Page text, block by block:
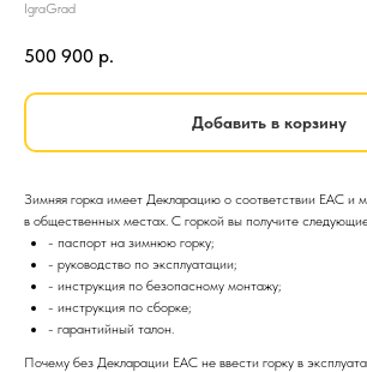
IgraGrad
500 900 р.
Добавить в корзину
Зимняя горка имеет Декларацию о соответствии EAC и
в общественных местах. С горкой вы получите
- паспорт на зимнюю горку;
- руководство по эксплуатации;
- инструкция по безопасному монтажу;
- инструкция по сборке;
- гарантийный талон.
Почему без Декларации EAC не ввести горку в